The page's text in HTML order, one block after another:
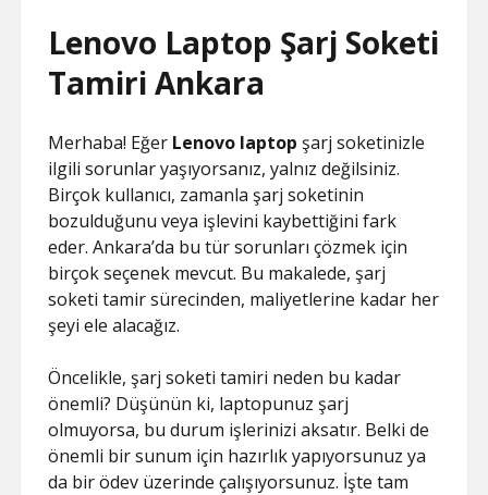
SAYFA LISTESI
TWITTER PROFIL RESMI SILME
Lenovo Laptop Şarj Soketi
Tamiri Ankara
Merhaba! Eğer Lenovo laptop şarj soketinizle
ilgili sorunlar yaşıyorsanız, yalnız değilsiniz.
Birçok kullanıcı, zamanla şarj soketinin
bozulduğunu veya işlevini kaybettiğini fark
eder. Ankara’da bu tür sorunları çözmek için
birçok seçenek mevcut. Bu makalede, şarj
soketi tamir sürecinden, maliyetlerine kadar her
şeyi ele alacağız.
Öncelikle, şarj soketi tamiri neden bu kadar
önemli? Düşünün ki, laptopunuz şarj
olmuyorsa, bu durum işlerinizi aksatır. Belki de
önemli bir sunum için hazırlık yapıyorsunuz ya
da bir ödev üzerinde çalışıyorsunuz. İşte tam